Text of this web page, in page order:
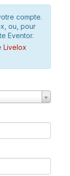
compte.
ou, pour
Eventor.
Livelox